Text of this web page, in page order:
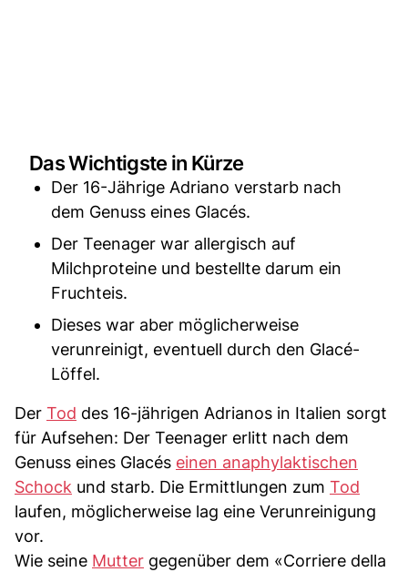
Das Wichtigste in Kürze
Der 16-Jährige Adriano verstarb nach
dem Genuss eines Glacés.
Der Teenager war allergisch auf
Milchproteine und bestellte darum ein
Fruchteis.
Dieses war aber möglicherweise
verunreinigt, eventuell durch den Glacé-
Löffel.
Der Tod des 16-jährigen Adrianos in Italien sorgt
für Aufsehen: Der Teenager erlitt nach dem
Genuss eines Glacés einen anaphylaktischen
Schock und starb. Die Ermittlungen zum Tod
laufen, möglicherweise lag eine Verunreinigung
vor.
Wie seine Mutter gegenüber dem «Corriere della